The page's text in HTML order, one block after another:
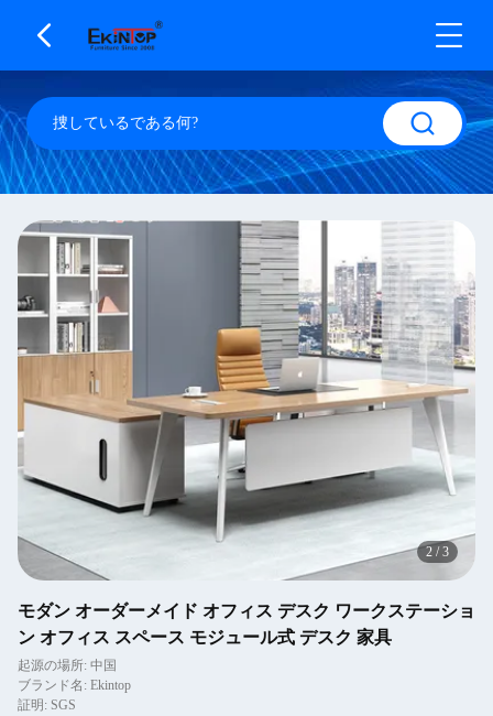
2 /3
モダン オーダーメイド オフィス デスク ワークステーショ
ン オフィス スペース モジュール式 デスク 家具
起源の場所: 中国
ブランド名: Ekintop
証明: SGS